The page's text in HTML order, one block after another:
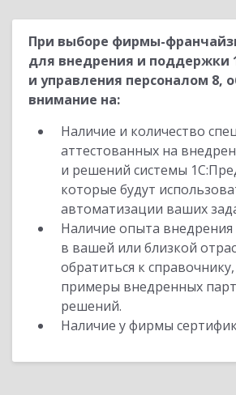
При выборе фирмы-
для внедрения и поддержки
и управления персоналом 8,
внимание на:
Наличие и количество
аттестованных на
и решений системы
которые будут
автоматизации ваших
Наличие опыта
в вашей или близкой
обратиться к
примеры внедренных
решений.
Наличие у фирмы